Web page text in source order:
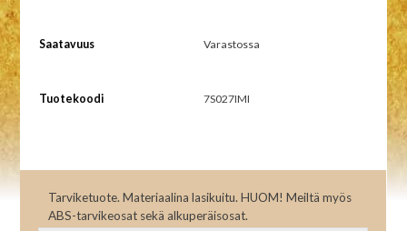
Saatavuus Varastossa
Tuotekoodi 7S027IMI
Tarviketuote. Materiaalina lasikuitu. HUOM! Meiltä myös
ABS-tarvikeosat sekä alkuperäisosat.